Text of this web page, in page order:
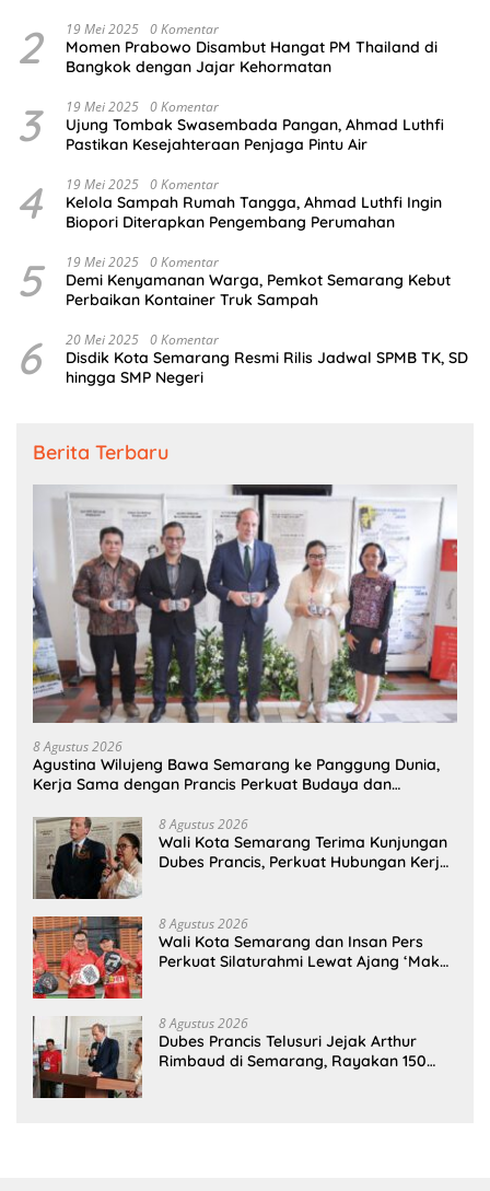
2 19 Mei 2025 0 Komentar
Momen Prabowo Disambut Hangat PM Thailand di
Bangkok dengan Jajar Kehormatan
3 19 Mei 2025 0 Komentar
Ujung Tombak Swasembada Pangan, Ahmad Luthfi
Pastikan Kesejahteraan Penjaga Pintu Air
4 19 Mei 2025 0 Komentar
Kelola Sampah Rumah Tangga, Ahmad Luthfi Ingin
Biopori Diterapkan Pengembang Perumahan
5 19 Mei 2025 0 Komentar
Demi Kenyamanan Warga, Pemkot Semarang Kebut
Perbaikan Kontainer Truk Sampah
6 20 Mei 2025 0 Komentar
Disdik Kota Semarang Resmi Rilis Jadwal SPMB TK, SD
hingga SMP Negeri
Berita Terbaru
8 Agustus 2026
Agustina Wilujeng Bawa Semarang ke Panggung Dunia,
Kerja Sama dengan Prancis Perkuat Budaya dan
8 Agustus 2026
Wali Kota Semarang Terima Kunjungan
Dubes Prancis, Perkuat Hubungan Kerja
8 Agustus 2026
Wali Kota Semarang dan Insan Pers
Perkuat Silaturahmi Lewat Ajang ‘Mak
8 Agustus 2026
Dubes Prancis Telusuri Jejak Arthur
Rimbaud di Semarang, Rayakan 150